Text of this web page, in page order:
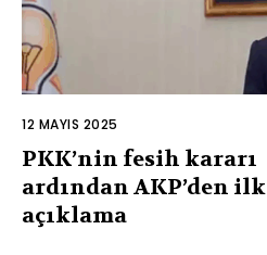
12 MAYIS 2025
PKK’nin fesih kararı
ardından AKP’den ilk
açıklama